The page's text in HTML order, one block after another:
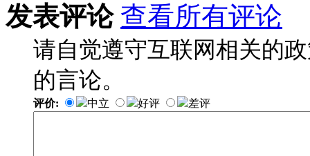
发表评论 查看所有评论
请自觉遵守互联网相关的
的言论。
评价: 中立 好评 差评